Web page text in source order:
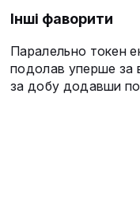
Інші фаворити
Паралельно токен
подолав уперше за
за добу додавши